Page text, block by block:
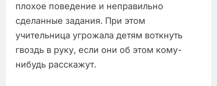
плохое поведение и неправильно
сделанные задания. При этом
учительница угрожала детям воткнуть
гвоздь в руку, если они об этом кому-
нибудь расскажут.